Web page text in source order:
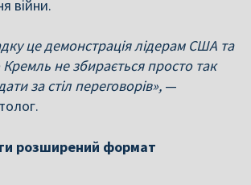
війни.
це демонстрація лідерам США та
не збирається просто так
за стіл переговорів», —
розширений формат